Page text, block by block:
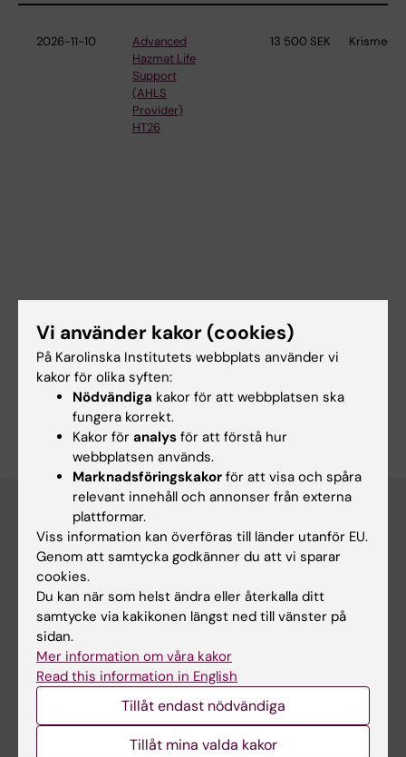
2026-11-10
Advanced
Hazmat Life
Support
(AHLS
Provider)
HT26
13 500 SEK
Innehållsgranskare:
Michelle Azorbo
Michelle Azorbo
Sidan uppdaterad:2025-08-22
Utbildningsmöjligheter på KI
Program och fristående kurser
Uppdragsutbildning
Forskarutbildning
Student
Vi använder kakor (cookies)
På Karolinska Institutets webbplats använder vi
kakor för olika syften:
Nödvändiga kakor för att webbplatsen ska
fungera korrekt.
Kakor för analys för att förstå hur
webbplatsen används.
Marknadsföringskakor för att visa och spåra
relevant innehåll och annonser från externa
plattformar.
Viss information kan överföras till länder utanför EU.
Genom att samtycka godkänner du att vi sparar
cookies.
Du kan när som helst ändra eller återkalla ditt
samtycke via kakikonen längst ned till vänster på
sidan.
Mer information om våra kakor
Read this information in English
Tillåt endast nödvändiga
Tillåt mina valda kakor